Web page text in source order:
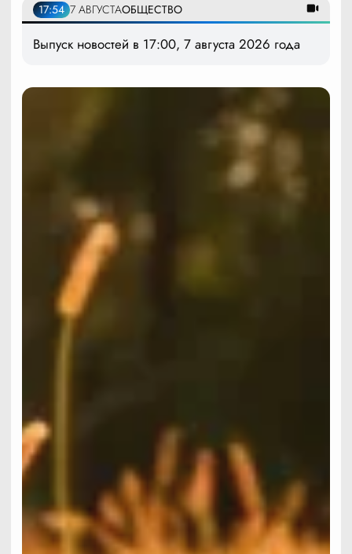
17:54 7 АВГУСТАОБЩЕСТВО
Выпуск новостей в 17:00, 7 августа 2026 года